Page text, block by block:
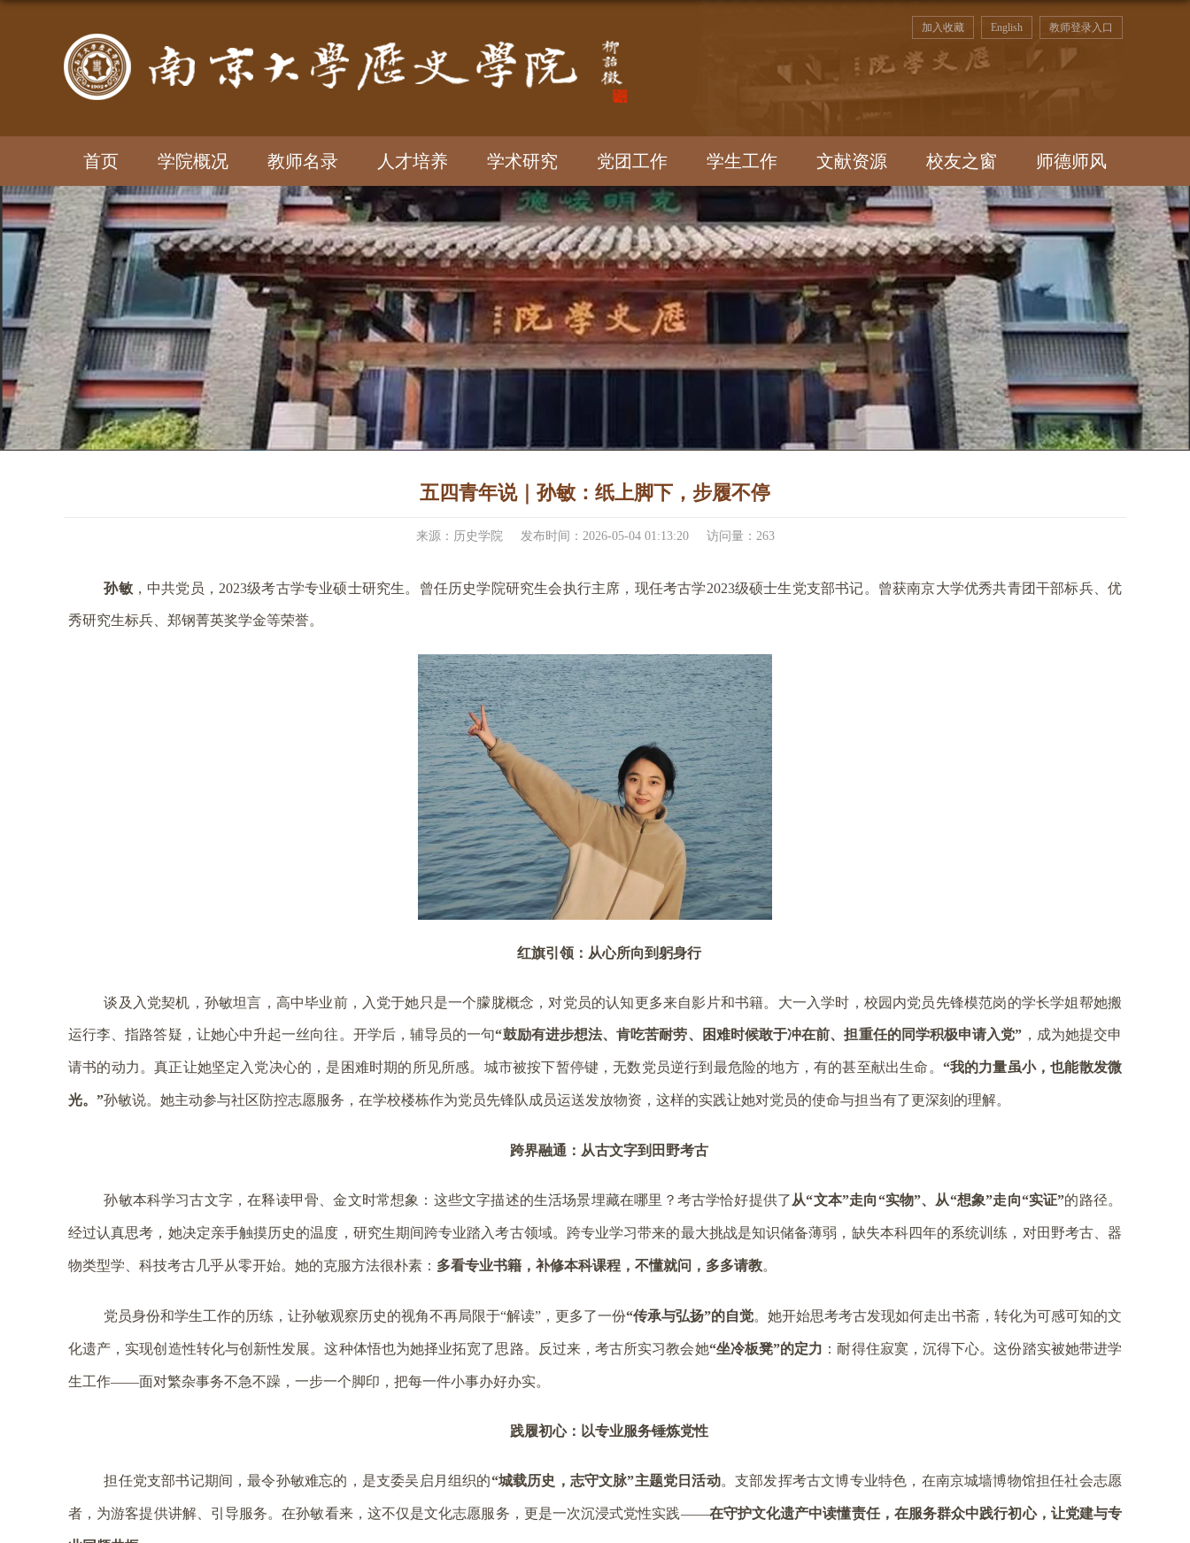
加入收藏 English 教师登录入口
首页 学院概况 教师名录 人才培养 学术研究 党团工作 学生工作 文献资源 校友之窗 师德师风
五四青年说｜孙敏：纸上脚下，步履不停
来源：历史学院 发布时间：2026-05-04 01:13:20 访问量： 263
孙敏，中共党员，2023级考古学专业硕士研究生。曾任历史学院研究生会执行主席，现任考古学2023级硕士生党支部书记。曾获南京大学优秀共青团干部标兵、优
秀研究生标兵、郑钢菁英奖学金等荣誉。
红旗引领：从心所向到躬身行
谈及入党契机，孙敏坦言，高中毕业前，入党于她只是一个朦胧概念，对党员的认知更多来自影片和书籍。大一入学时，校园内党员先锋模范岗的学长学姐帮她搬
运行李、指路答疑，让她心中升起一丝向往。开学后，辅导员的一句“鼓励有进步想法、肯吃苦耐劳、困难时候敢于冲在前、担重任的同学积极申请入党” ，成为她提交申
请书的动力。真正让她坚定入党决心的，是困难时期的所见所感。城市被按下暂停键，无数党员逆行到最危险的地方，有的甚至献出生命。 “我的力量虽小，也能散发微
光。”孙敏说。她主动参与社区防控志愿服务，在学校楼栋作为党员先锋队成员运送发放物资，这样的实践让她对党员的使命与担当有了更深刻的理解。
跨界融通：从古文字到田野考古
孙敏本科学习古文字，在释读甲骨 、金文时常想象：这些文字描述的生活场景埋藏在哪里？考古学恰好提供了 从“文本”走向“实物”、从“想象”走向“实证”的路径。
经过认真思考，她决定亲手触摸历史的温度，研究生期间跨专业踏入考古领域。跨专业学习带来的最大挑战是知识储备薄弱，缺失本科四年的系统训练，对田野考古、 器
物类型学 、科技考古几乎从零开始。她的克服方法很朴素： 多看专业书籍，补修本科课程，不懂就问，多多请教。
党员身份和学生工作的历练，让孙敏观察历史的视角不再局限于“解读”，更多了一份“传承与弘扬”的自觉。她开始思考考古发现如何走出书斋，转化为可感可知的文
化遗产，实现创造性转化与创新性发展。这种体悟也为她择业拓宽了思路。反过来，考古所实习教会她“坐冷板凳”的定力 ：耐得住寂寞，沉得下心。这份踏实被她带进学
生工作——面对繁杂事务不急不躁，一步一个脚印，把每一件小事办好办实。
践履初心：以专业服务锤炼党性
担任党支部书记期间，最令孙敏难忘的，是支委吴启月组织的“城载历史，志守文脉”主题党日活动。支部发挥考古文博专业特色，在南京城墙博物馆担任社会志愿
者，为游客提供讲解、引导服务。在孙敏看来，这不仅是文化志愿服务，更是一次沉浸式党性实践——在守护文化遗产中读懂责任，在服务群众中践行初心，让党建与专